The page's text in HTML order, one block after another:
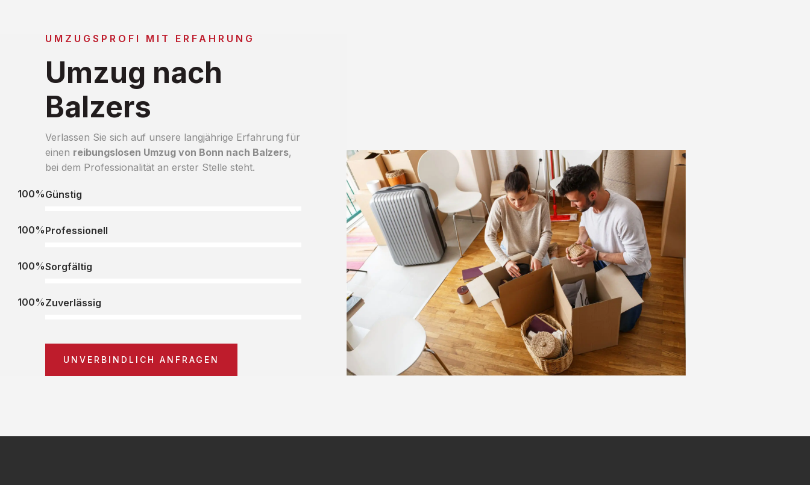
UMZUGSPROFI MIT ERFAHRUNG
Umzug nach
Balzers
Verlassen Sie sich auf unsere langjährige Erfahrung für
einen reibungslosen Umzug von Bonn nach Balzers,
bei dem Professionalität an erster Stelle steht.
Günstig
100%
Professionell
100%
Sorgfältig
100%
Zuverlässig
100%
UNVERBINDLICH ANFRAGEN